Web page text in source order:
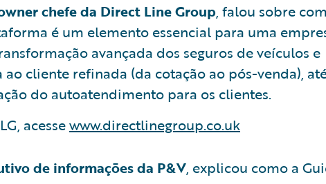
chefe da Direct Line Group, falou sobre
é um elemento essencial para uma
avançada dos seguros de veículos e
cliente refinada (da cotação ao pós-venda),
do autoatendimento para os clientes.
acessewww.directlinegroup.co.uk
de informações da P&V, explicou como a